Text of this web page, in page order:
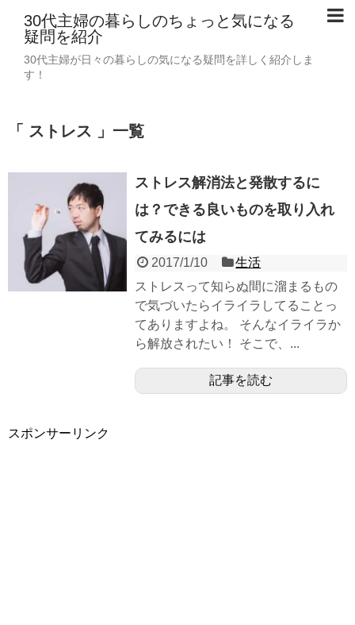
30代主婦の暮らしのちょっと気になる
疑問を紹介
30代主婦が日々の暮らしの気になる疑問を詳しく紹介しま
す！
「 ストレス 」一覧
ストレス解消法と発散するに
は？できる良いものを取り入れ
てみるには
2017/1/10
生活
ストレスって知らぬ間に溜まるもの
で気づいたらイライラしてることっ
てありますよね。 そんなイライラか
ら解放されたい！ そこで、...
記事を読む
スポンサーリンク